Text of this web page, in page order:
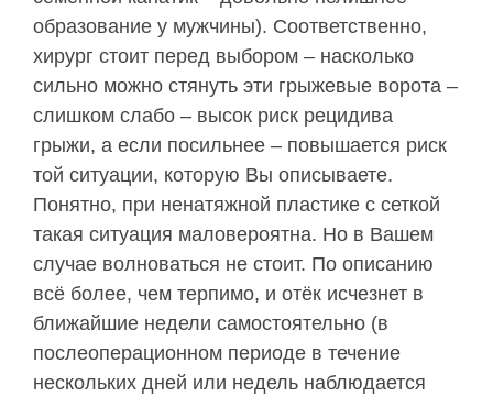
образование у мужчины). Соответственно,
хирург стоит перед выбором – насколько
сильно можно стянуть эти грыжевые ворота –
слишком слабо – высок риск рецидива
грыжи, а если посильнее – повышается риск
той ситуации, которую Вы описываете.
Понятно, при ненатяжной пластике с сеткой
такая ситуация маловероятна. Но в Вашем
случае волноваться не стоит. По описанию
всё более, чем терпимо, и отёк исчезнет в
ближайшие недели самостоятельно (в
послеоперационном периоде в течение
нескольких дней или недель наблюдается